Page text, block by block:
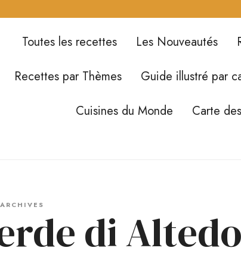
Toutes les recettes Les Nouveautés
Recettes par Thèmes
Guide illustré par
Cuisines du Monde
Carte
ARCHIVES
di Altedo